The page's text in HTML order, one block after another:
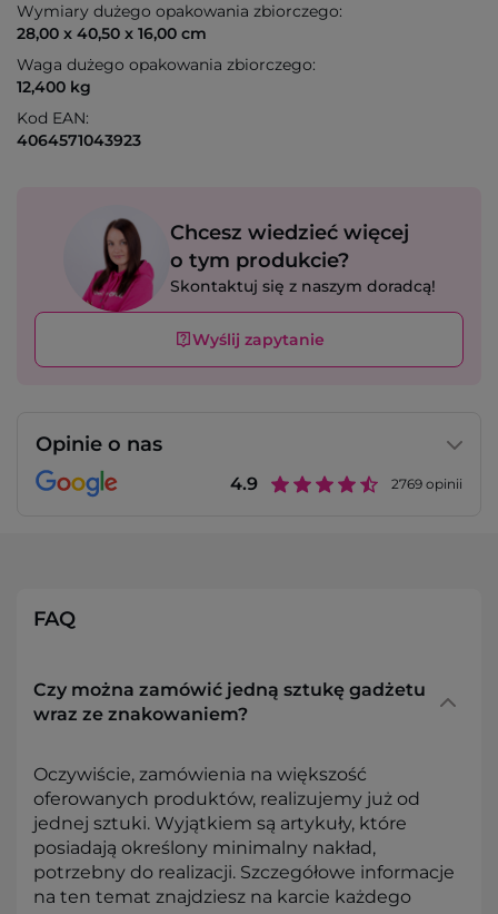
Wymiary dużego opakowania zbiorczego:
28,00 x 40,50 x 16,00 cm
Waga dużego opakowania zbiorczego:
12,400 kg
Kod EAN:
4064571043923
Chcesz wiedzieć więcej
o tym produkcie?
Skontaktuj się z naszym doradcą!
Wyślij zapytanie
Opinie o nas
4.9 2769 opinii
FAQ
Czy można zamówić jedną sztukę gadżetu
wraz ze znakowaniem?
Oczywiście, zamówienia na większość
oferowanych produktów, realizujemy już od
jednej sztuki. Wyjątkiem są artykuły, które
posiadają określony minimalny nakład,
potrzebny do realizacji. Szczegółowe informacje
na ten temat znajdziesz na karcie każdego